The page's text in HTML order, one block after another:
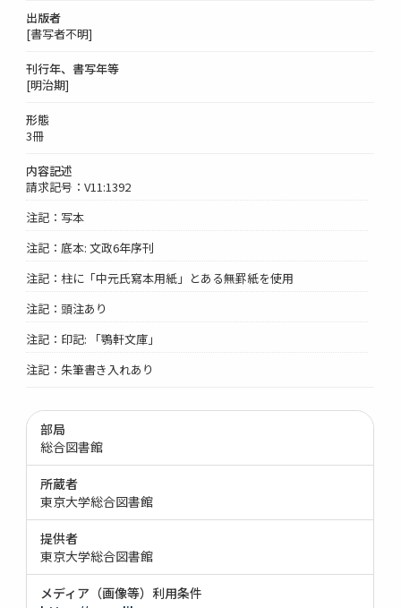
出版者
[書写者不明]
刊行年、書写年等
[明治期]
形態
3冊
内容記述
請求記号：V11:1392
注記：写本
注記：底本: 文政6年序刊
注記：柱に「中元氏寫本用紙」とある無罫紙を使用
注記：頭注あり
注記：印記: 「鶚軒文庫」
注記：朱筆書き入れあり
部局
総合図書館
所蔵者
東京大学総合図書館
提供者
東京大学総合図書館
メディア（画像等）利用条件